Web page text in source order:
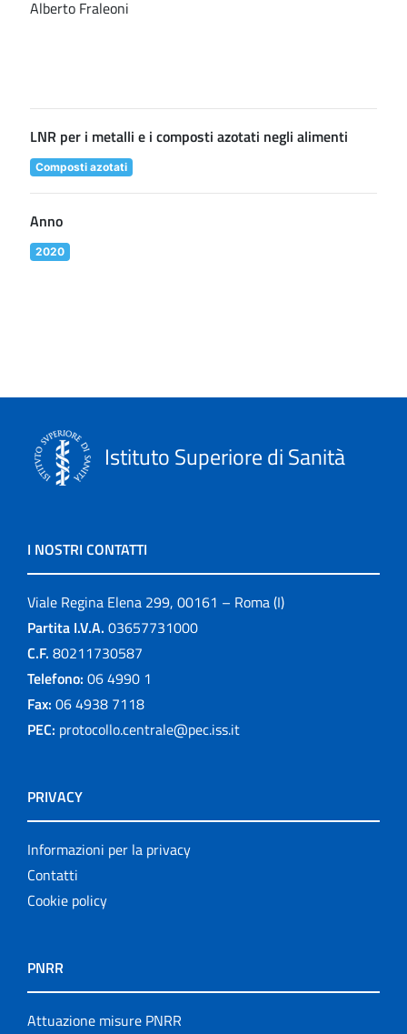
Alberto Fraleoni
LNR per i metalli e i composti azotati negli alimenti
Composti azotati
Anno
2020
Istituto Superiore di Sanità
I NOSTRI CONTATTI
Viale Regina Elena 299, 00161 – Roma (I)
Partita I.V.A. 03657731000
C.F. 80211730587
Telefono: 06 4990 1
Fax: 06 4938 7118
PEC: protocollo.centrale@pec.iss.it
PRIVACY
Informazioni per la privacy
Contatti
Cookie policy
PNRR
Attuazione misure PNRR